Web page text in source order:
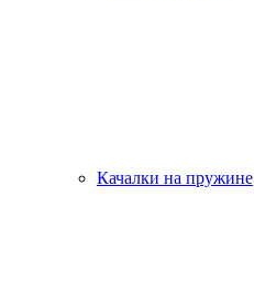
Качалки на пружине